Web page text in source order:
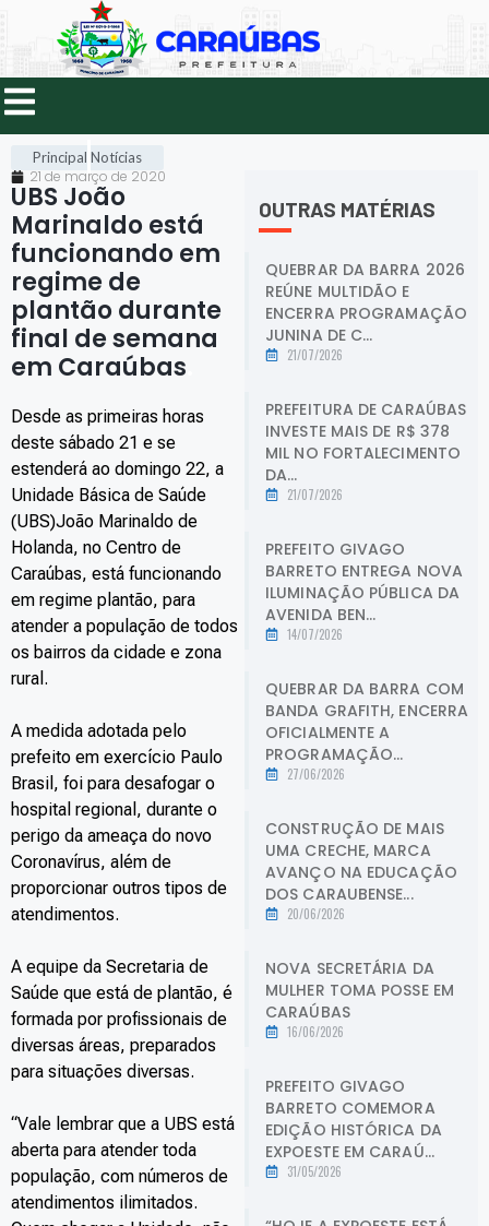
Principal Notícias
21 de março de 2020
UBS João
Marinaldo está
funcionando em
regime de
plantão durante
final de semana
em Caraúbas
Desde as primeiras horas
deste sábado 21 e se
estenderá ao domingo 22, a
Unidade Básica de Saúde
(UBS)João Marinaldo de
Holanda, no Centro de
Caraúbas, está funcionando
em regime plantão, para
atender a população de todos
os bairros da cidade e zona
rural.
A medida adotada pelo
prefeito em exercício Paulo
Brasil, foi para desafogar o
hospital regional, durante o
perigo da ameaça do novo
Coronavírus, além de
proporcionar outros tipos de
atendimentos.
A equipe da Secretaria de
Saúde que está de plantão, é
formada por profissionais de
diversas áreas, preparados
para situações diversas.
“Vale lembrar que a UBS está
aberta para atender toda
população, com números de
atendimentos ilimitados.
OUTRAS MATÉRIAS
QUEBRAR DA BARRA 2026
REÚNE MULTIDÃO E
ENCERRA PROGRAMAÇÃO
JUNINA DE C...
21/07/2026
PREFEITURA DE CARAÚBAS
INVESTE MAIS DE R$ 378
MIL NO FORTALECIMENTO
DA...
21/07/2026
PREFEITO GIVAGO
BARRETO ENTREGA NOVA
ILUMINAÇÃO PÚBLICA DA
AVENIDA BEN...
14/07/2026
QUEBRAR DA BARRA COM
BANDA GRAFITH, ENCERRA
OFICIALMENTE A
PROGRAMAÇÃO...
27/06/2026
CONSTRUÇÃO DE MAIS
UMA CRECHE, MARCA
AVANÇO NA EDUCAÇÃO
DOS CARAUBENSE...
20/06/2026
NOVA SECRETÁRIA DA
MULHER TOMA POSSE EM
CARAÚBAS
16/06/2026
PREFEITO GIVAGO
BARRETO COMEMORA
EDIÇÃO HISTÓRICA DA
EXPOESTE EM CARAÚ...
31/05/2026